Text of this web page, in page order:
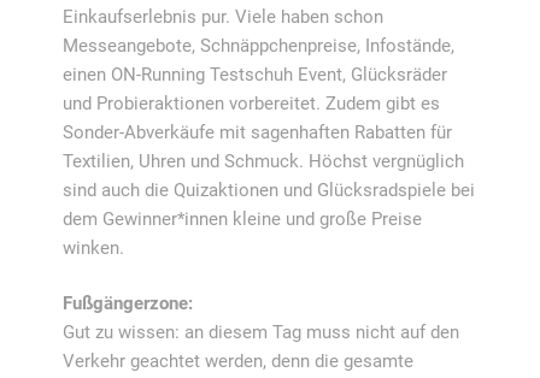
Einkaufserlebnis pur. Viele haben schon
Messeangebote, Schnäppchenpreise, Infostände,
einen ON-Running Testschuh Event, Glücksräder
und Probieraktionen vorbereitet. Zudem gibt es
Sonder-Abverkäufe mit sagenhaften Rabatten für
Textilien, Uhren und Schmuck. Höchst vergnüglich
sind auch die Quizaktionen und Glücksradspiele bei
dem Gewinner*innen kleine und große Preise
winken.
Fußgängerzone:
Gut zu wissen: an diesem Tag muss nicht auf den
Verkehr geachtet werden, denn die gesamte